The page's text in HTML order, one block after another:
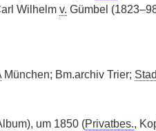
Wilhelm v. Gümbel
München; Bm.archiv Trier;
um 1850 (Privatbes.,